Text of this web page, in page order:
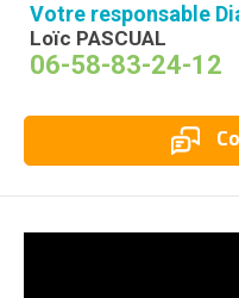
Votre responsable
Loïc PASCUAL
06-58-83-24-12